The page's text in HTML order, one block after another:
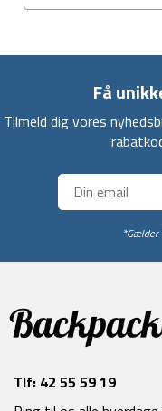
Få
Tilmeld dig vores
*Gælder
Tlf: 42 55 59 19